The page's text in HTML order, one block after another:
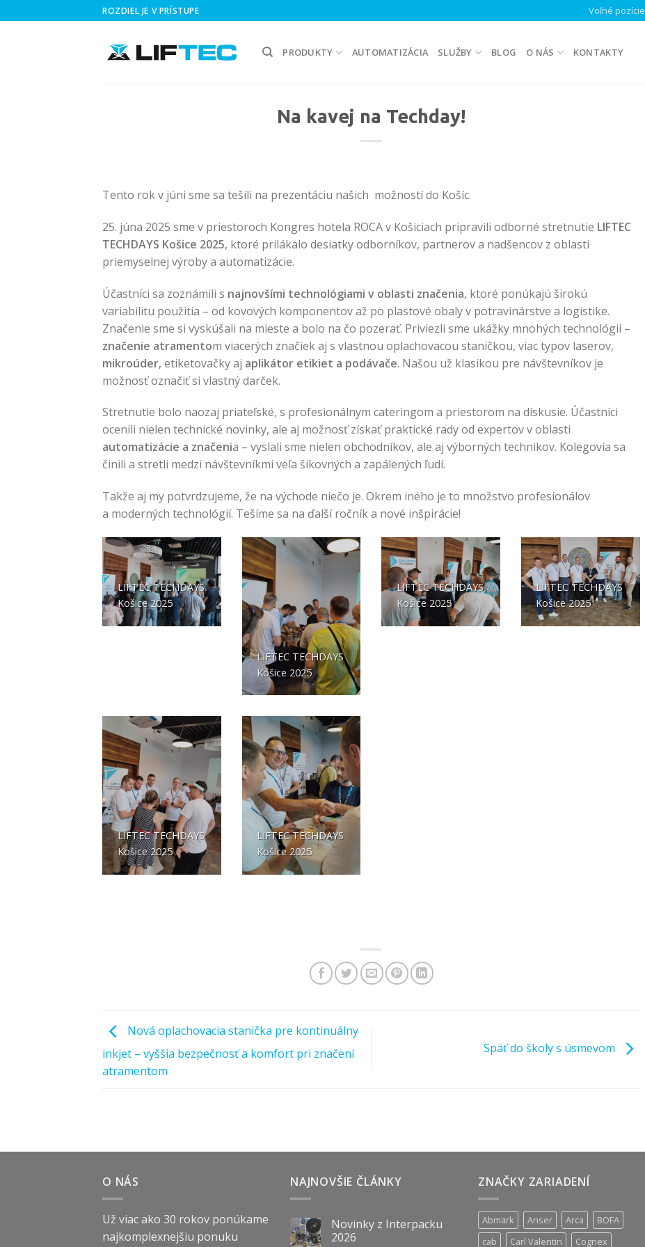
to
ROZDIEL JE V PRÍSTUPE Voľné pozície
PRODUKTY AUTOMATIZÁCIA SLUŽBY BLOG O NÁS KONTAKTY
Na kavej na Techday!
Tento rok v júni sme sa tešili na prezentáciu našich možností do Košíc.
25. júna 2025 sme v priestoroch Kongres hotela ROCA v Košiciach pripravili odborné stretnutie LIFTEC
TECHDAYS Košice 2025, ktoré prilákalo desiatky odborníkov, partnerov a nadšencov z oblasti
priemyselnej výroby a automatizácie.
Účastníci sa zoznámili s najnovšími technológiami v oblasti značenia, ktoré ponúkajú širokú
variabilitu použitia – od kovových komponentov až po plastové obaly v potravinárstve a logistike.
Značenie sme si vyskúšali na mieste a bolo na čo pozerať. Priviezli sme ukážky mnohých technológií –
značenie atramentom viacerých značiek aj s vlastnou oplachovacou staničkou, viac typov laserov,
mikroúder, etiketovačky aj aplikátor etikiet a podávače. Našou už klasikou pre návštevníkov je
možnosť označiť si vlastný darček.
Stretnutie bolo naozaj priateľské, s profesionálnym cateringom a priestorom na diskusie. Účastníci
ocenili nielen technické novinky, ale aj možnosť získať praktické rady od expertov v oblasti
automatizácie a značenia – vyslali sme nielen obchodníkov, ale aj výborných technikov. Kolegovia sa
činili a stretli medzi návštevníkmi veľa šikovných a zapálených ľudí.
Takže aj my potvrdzujeme, že na východe niečo je. Okrem iného je to množstvo profesionálov
a moderných technológií. Tešíme sa na ďalší ročník a nové inšpirácie!
LIFTEC TECHDAYS
Košice 2025
LIFTEC TECHDAYS
Košice 2025
LIFTEC TECHDAYS
Košice 2025
LIFTEC TECHDAYS
Košice 2025
LIFTEC TECHDAYS
Košice 2025
LIFTEC TECHDAYS
Košice 2025
Nová oplachovacia stanička pre kontinuálny
inkjet – vyššia bezpečnosť a komfort pri značení
atramentom
Späť do školy s úsmevom
O NÁS
Už viac ako 30 rokov ponúkame
najkomplexnejšiu ponuku
NAJNOVŠIE ČLÁNKY
Novinky z Interpacku
2026
ZNAČKY ZARIADENÍ
Abmark Anser Arca
BOFA
cab
Carl Valentin Cognex